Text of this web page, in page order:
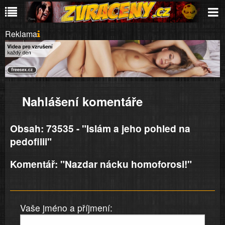
Reklama
Nahlášení komentáře
Obsah: 73535 - "Islám a jeho pohled na
pedofilii"
Komentář: "Nazdar nácku homoforosi!"
Vaše jméno a příjmení: